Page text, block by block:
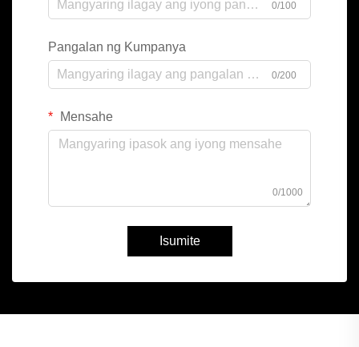
0/100
Pangalan ng Kumpanya
0/200
Mensahe
0/1000
Isumite